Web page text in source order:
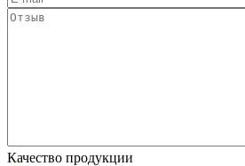
Качество продукции